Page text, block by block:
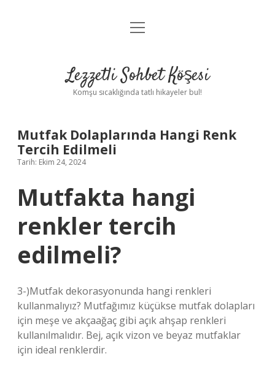
Anasayfa
Yasal Uyarı
menüyü
Lezzetli Sohbet Köşesi
Komşu sıcaklığında tatlı hikayeler bul!
Mutfak Dolaplarında Hangi Renk
Tercih Edilmeli
Tarih: Ekim 24, 2024
Mutfakta hangi
renkler tercih
edilmeli?
3-)Mutfak dekorasyonunda hangi renkleri
kullanmalıyız? Mutfağımız küçükse mutfak dolapları
için meşe ve akçaağaç gibi açık ahşap renkleri
kullanılmalıdır. Bej, açık vizon ve beyaz mutfaklar
için ideal renklerdir.